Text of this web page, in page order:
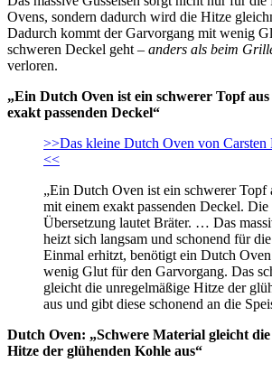
Ovens, sondern dadurch wird die Hitze
Dadurch kommt der Garvorgang mit wenig
schweren Deckel geht – anders als beim
verloren.
„Ein Dutch Oven ist ein schwerer Topf aus
exakt passenden Deckel“
>>Das kleine Dutch Oven von Carsten
<<
„Ein Dutch Oven ist ein schwerer Topf
mit einem exakt passenden Deckel.
Übersetzung lautet Bräter. … Das
heizt sich langsam und schonend für
Einmal erhitzt, benötigt ein Dutch
wenig Glut für den Garvorgang. Das
gleicht die unregelmäßige Hitze der
aus und gibt diese schonend an die
Dutch Oven: „Schwere Material gleicht
Hitze der glühenden Kohle aus“